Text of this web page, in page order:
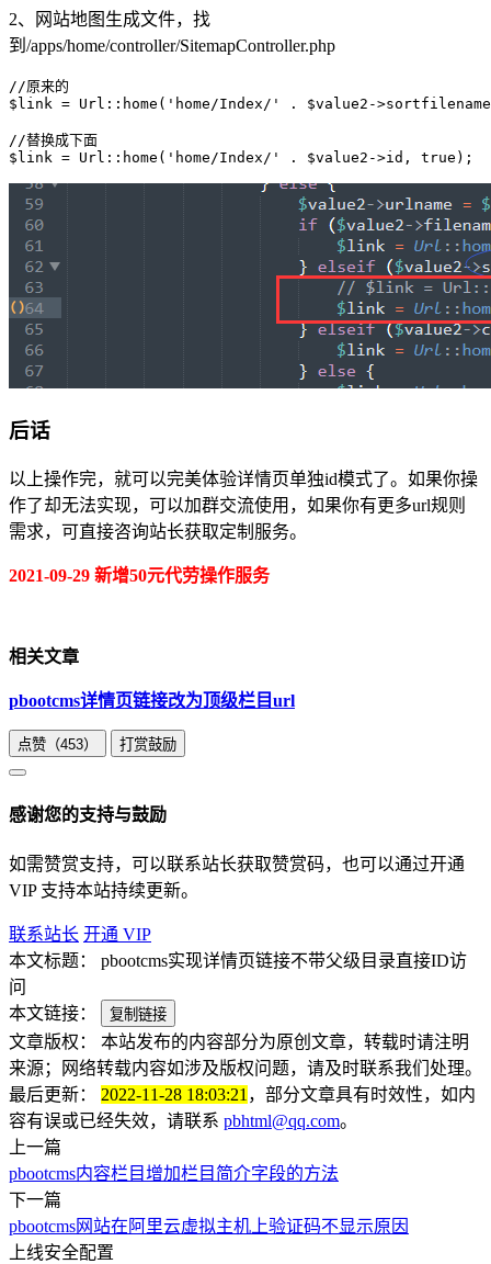
2、网站地图生成文件，找
到/apps/home/controller/SitemapController.php
//原来的
$link = Url::home('home/Index/' . $value2-
//替换成下面
$link = Url::home('home/Index/' . $value2->id, true);
后话
以上操作完，就可以完美体验详情页单独id模式了。如果你操
作了却无法实现，可以加群交流使用，如果你有更多url规则
需求，可直接咨询站长获取定制服务。
2021-09-29 新增50元代劳操作服务
相关文章
pbootcms详情页链接改为顶级栏目url
点赞（453） 打赏鼓励
感谢您的支持与鼓励
如需赞赏支持，可以联系站长获取赞赏码，也可以通过开通
VIP 支持本站持续更新。
联系站长 开通 VIP
本文标题：
pbootcms实现详情页链接不带父级目录直接ID访
问
本文链接：
复制链接
文章版权：
本站发布的内容部分为原创文章，转载时请注明
来源；网络转载内容如涉及版权问题，请及时联系我们处理。
最后更新：
2022-11-28 18:03:21，部分文章具有时效性，如内
容有误或已经失效，请联系 pbhtml@qq.com。
上一篇
pbootcms内容栏目增加栏目简介字段的方法
下一篇
pbootcms网站在阿里云虚拟主机上验证码不显示原因
上线安全配置